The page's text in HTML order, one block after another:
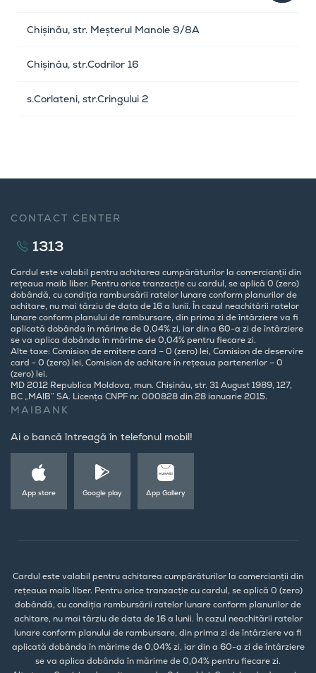
Chișinău, str. Meșterul Manole 9/8A
Chișinău, str.Codrilor 16
s.Corlateni, str.Cringului 2
CONTACT CENTER
1313
Cardul este valabil pentru achitarea cumpărăturilor la comercianții din
rețeaua maib liber. Pentru orice tranzacție cu cardul, se aplică 0 (zero)
dobândă, cu condiția rambursării ratelor lunare conform planurilor de
achitare, nu mai târziu de data de 16 a lunii. În cazul neachitării ratelor
lunare conform planului de rambursare, din prima zi de întârziere va fi
aplicată dobânda în mărime de 0,04% zi, iar din a 60-a zi de întârziere
se va aplica dobânda în mărime de 0,04% pentru fiecare zi.
Alte taxe: Comision de emitere card – 0 (zero) lei, Comision de deservire
card - 0 (zero) lei, Comision de achitare în rețeaua partenerilor – 0
(zero) lei.
MD 2012 Republica Moldova, mun. Chișinău, str. 31 August 1989, 127,
BC „MAIB” SA. Licența CNPF nr. 000828 din 28 ianuarie 2015.
MAIBANK
Ai o bancă întreagă în telefonul mobil!
App store Google play App Gallery
Cardul este valabil pentru achitarea cumpărăturilor la comercianții din
rețeaua maib liber. Pentru orice tranzacție cu cardul, se aplică 0 (zero)
dobândă, cu condiția rambursării ratelor lunare conform planurilor de
achitare, nu mai târziu de data de 16 a lunii. În cazul neachitării ratelor
lunare conform planului de rambursare, din prima zi de întârziere va fi
aplicată dobânda în mărime de 0,04% zi, iar din a 60-a zi de întârziere
se va aplica dobânda în mărime de 0,04% pentru fiecare zi.